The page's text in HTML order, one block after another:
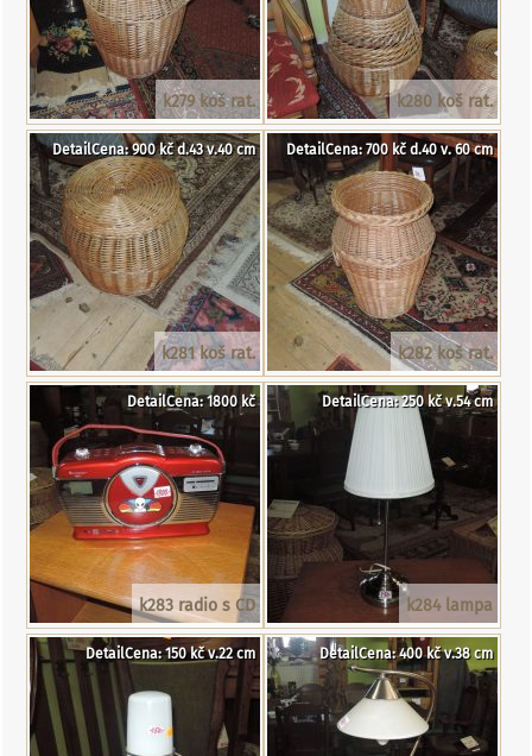
k279 koš rat. k280 koš rat.
k281 koš rat.
DetailCena: 900 kč d.43 v.40 cm
k282 koš rat.
DetailCena: 700 kč d.40 v. 60 cm
k283 radio s CD
DetailCena: 1800 kč
k284 lampa
DetailCena: 250 kč v.54 cm
DetailCena: 150 kč v.22 cm DetailCena: 400 kč v.38 cm